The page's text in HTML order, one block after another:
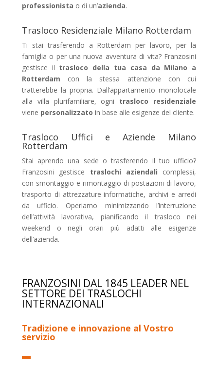
professionista o di un’azienda.
Trasloco Residenziale Milano Rotterdam
Ti stai trasferendo a Rotterdam per lavoro, per la
famiglia o per una nuova avventura di vita? Franzosini
gestisce il trasloco della tua casa da Milano a
Rotterdam con la stessa attenzione con cui
tratterebbe la propria. Dall’appartamento monolocale
alla villa plurifamiliare, ogni trasloco residenziale
viene personalizzato in base alle esigenze del cliente.
Trasloco Uffici e Aziende Milano
Rotterdam
Stai aprendo una sede o trasferendo il tuo ufficio?
Franzosini gestisce traslochi aziendali complessi,
con smontaggio e rimontaggio di postazioni di lavoro,
trasporto di attrezzature informatiche, archivi e arredi
da ufficio. Operiamo minimizzando l’interruzione
dell’attività lavorativa, pianificando il trasloco nei
weekend o negli orari più adatti alle esigenze
dell’azienda.
FRANZOSINI DAL 1845 LEADER NEL
SETTORE DEI TRASLOCHI
INTERNAZIONALI
Tradizione e innovazione al Vostro
servizio